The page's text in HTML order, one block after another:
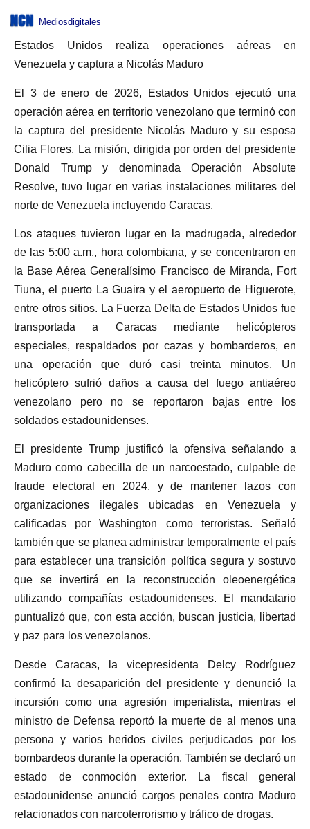
Mediosdigitales
Estados Unidos realiza operaciones aéreas en
Venezuela y captura a Nicolás Maduro
El 3 de enero de 2026, Estados Unidos ejecutó una
operación aérea en territorio venezolano que terminó con
la captura del presidente Nicolás Maduro y su esposa
Cilia Flores. La misión, dirigida por orden del presidente
Donald Trump y denominada Operación Absolute
Resolve, tuvo lugar en varias instalaciones militares del
norte de Venezuela incluyendo Caracas.
Los ataques tuvieron lugar en la madrugada, alrededor
de las 5:00 a.m., hora colombiana, y se concentraron en
la Base Aérea Generalísimo Francisco de Miranda, Fort
Tiuna, el puerto La Guaira y el aeropuerto de Higuerote,
entre otros sitios. La Fuerza Delta de Estados Unidos fue
transportada a Caracas mediante helicópteros
especiales, respaldados por cazas y bombarderos, en
una operación que duró casi treinta minutos. Un
helicóptero sufrió daños a causa del fuego antiaéreo
venezolano pero no se reportaron bajas entre los
soldados estadounidenses.
El presidente Trump justificó la ofensiva señalando a
Maduro como cabecilla de un narcoestado, culpable de
fraude electoral en 2024, y de mantener lazos con
organizaciones ilegales ubicadas en Venezuela y
calificadas por Washington como terroristas. Señaló
también que se planea administrar temporalmente el país
para establecer una transición política segura y sostuvo
que se invertirá en la reconstrucción oleoenergética
utilizando compañías estadounidenses. El mandatario
puntualizó que, con esta acción, buscan justicia, libertad
y paz para los venezolanos.
Desde Caracas, la vicepresidenta Delcy Rodríguez
confirmó la desaparición del presidente y denunció la
incursión como una agresión imperialista, mientras el
ministro de Defensa reportó la muerte de al menos una
persona y varios heridos civiles perjudicados por los
bombardeos durante la operación. También se declaró un
estado de conmoción exterior. La fiscal general
estadounidense anunció cargos penales contra Maduro
relacionados con narcoterrorismo y tráfico de drogas.